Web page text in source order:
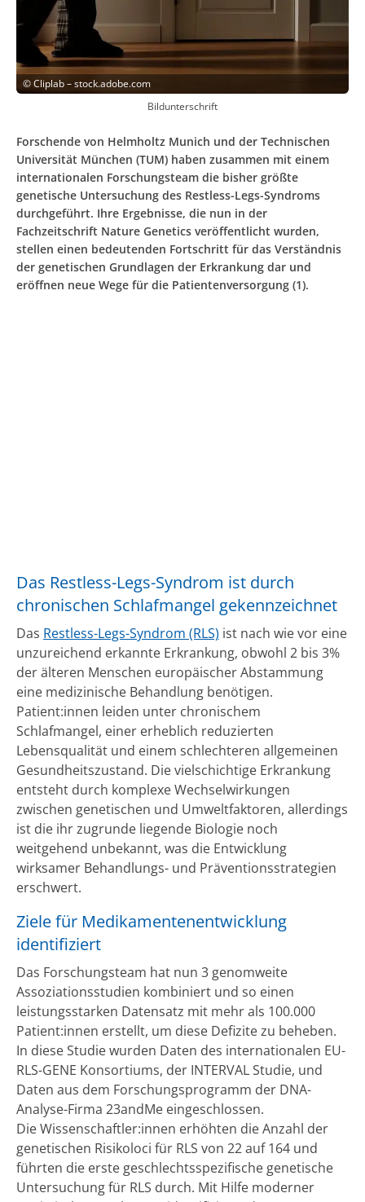
©Cliplab – stock.adobe.com
Bildunterschrift
Forschende von Helmholtz Munich und der Technischen
Universität München (TUM) haben zusammen mit einem
internationalen Forschungsteam die bisher größte
genetische Untersuchung des Restless-Legs-Syndroms
durchgeführt. Ihre Ergebnisse, die nun in der
Fachzeitschrift Nature Genetics veröffentlicht wurden,
stellen einen bedeutenden Fortschritt für das Verständnis
der genetischen Grundlagen der Erkrankung dar und
eröffnen neue Wege für die Patientenversorgung (1).
Das Restless-Legs-Syndrom ist durch
chronischen Schlafmangel gekennzeichnet
Das Restless-Legs-Syndrom (RLS) ist nach wie vor eine
unzureichend erkannte Erkrankung, obwohl 2 bis 3%
der älteren Menschen europäischer Abstammung
eine medizinische Behandlung benötigen.
Patient:innen leiden unter chronischem
Schlafmangel, einer erheblich reduzierten
Lebensqualität und einem schlechteren allgemeinen
Gesundheitszustand. Die vielschichtige Erkrankung
entsteht durch komplexe Wechselwirkungen
zwischen genetischen und Umweltfaktoren, allerdings
ist die ihr zugrunde liegende Biologie noch
weitgehend unbekannt, was die Entwicklung
wirksamer Behandlungs- und Präventionsstrategien
erschwert.
Ziele für Medikamentenentwicklung
identifiziert
Das Forschungsteam hat nun 3 genomweite
Assoziationsstudien kombiniert und so einen
leistungsstarken Datensatz mit mehr als 100.000
Patient:innen erstellt, um diese Defizite zu beheben.
In diese Studie wurden Daten des internationalen EU-
RLS-GENE Konsortiums, der INTERVAL Studie, und
Daten aus dem Forschungsprogramm der DNA-
Analyse-Firma 23andMe eingeschlossen.
Die Wissenschaftler:innen erhöhten die Anzahl der
genetischen Risikoloci für RLS von 22 auf 164 und
führten die erste geschlechtsspezifische genetische
Untersuchung für RLS durch. Mit Hilfe moderner